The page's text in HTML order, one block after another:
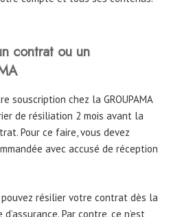
contrat ou un
souscription chez la GROUPAMA
de résiliation 2 mois avant la
Pour ce faire, vous devez
avec accusé de réception
pouvez résilier votre contrat dès la
Par contre, ce n’est